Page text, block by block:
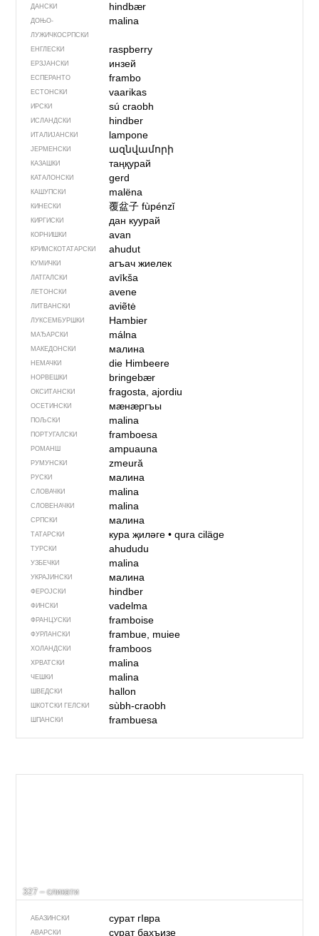
ДАНСКИ hindbær
ДОЊО­
ЛУЖИЧКОСРПСКИ
malina
ЕНГЛЕСКИ raspberry
ЕРЗЈАНСКИ инзей
ЕСПЕРАНТО frambo
ЕСТОНСКИ vaarikas
ИРСКИ sú craobh
ИСЛАНДСКИ hindber
ИТАЛИЈАНСКИ lampone
ЈЕРМЕНСКИ ազնվամորի
КАЗАШКИ таңқурай
КАТАЛОНСКИ gerd
КАШУПСКИ malëna
КИНЕСКИ 覆盆子fùpénzǐ
КИРГИСКИ дан куурай
КОРНИШКИ avan
КРИМСКОТАТАРСКИ ahudut
КУМИЧКИ агъач жиелек
ЛАТГАЛСКИ avīkša
ЛЕТОНСКИ avene
ЛИТВАНСКИ aviẽtė
ЛУКСЕМБУРШКИ Hambier
МАЂАРСКИ málna
МАКЕДОНСКИ малина
НЕМАЧКИ die Himbeere
НОРВЕШКИ bringebær
ОКСИТАНСКИ fragosta, ajordiu
ОСЕТИНСКИ мӕнӕргъы
ПОЉСКИ malina
ПОРТУГАЛСКИ framboesa
РОМАНШ ampuauna
РУМУНСКИ zmeură
РУСКИ малина
СЛОВАЧКИ malina
СЛОВЕНАЧКИ malina
СРПСКИ малина
ТАТАРСКИ кура җиләге• qura ciläge
ТУРСКИ ahududu
УЗБЕЧКИ malina
УКРАЈИНСКИ малина
ФЕРОЈСКИ hindber
ФИНСКИ vadelma
ФРАНЦУСКИ framboise
ФУРЛАНСКИ frambue, muiee
ХОЛАНДСКИ framboos
ХРВАТСКИ malina
ЧЕШКИ malina
ШВЕДСКИ hallon
ШКОТСКИ ГЕЛСКИ sùbh-craobh
ШПАНСКИ frambuesa
327 – сликати
АБАЗИНСКИ сурат гIвра
АВАРСКИ сурат бахъизе